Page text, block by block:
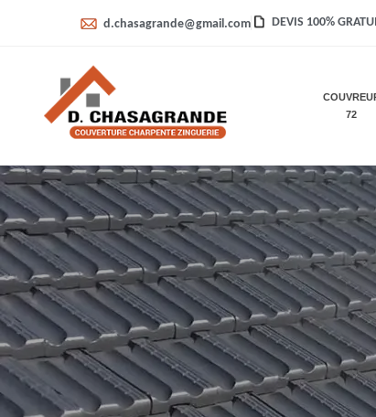
d.chasagrande@gmail.com DEVIS 100%
72